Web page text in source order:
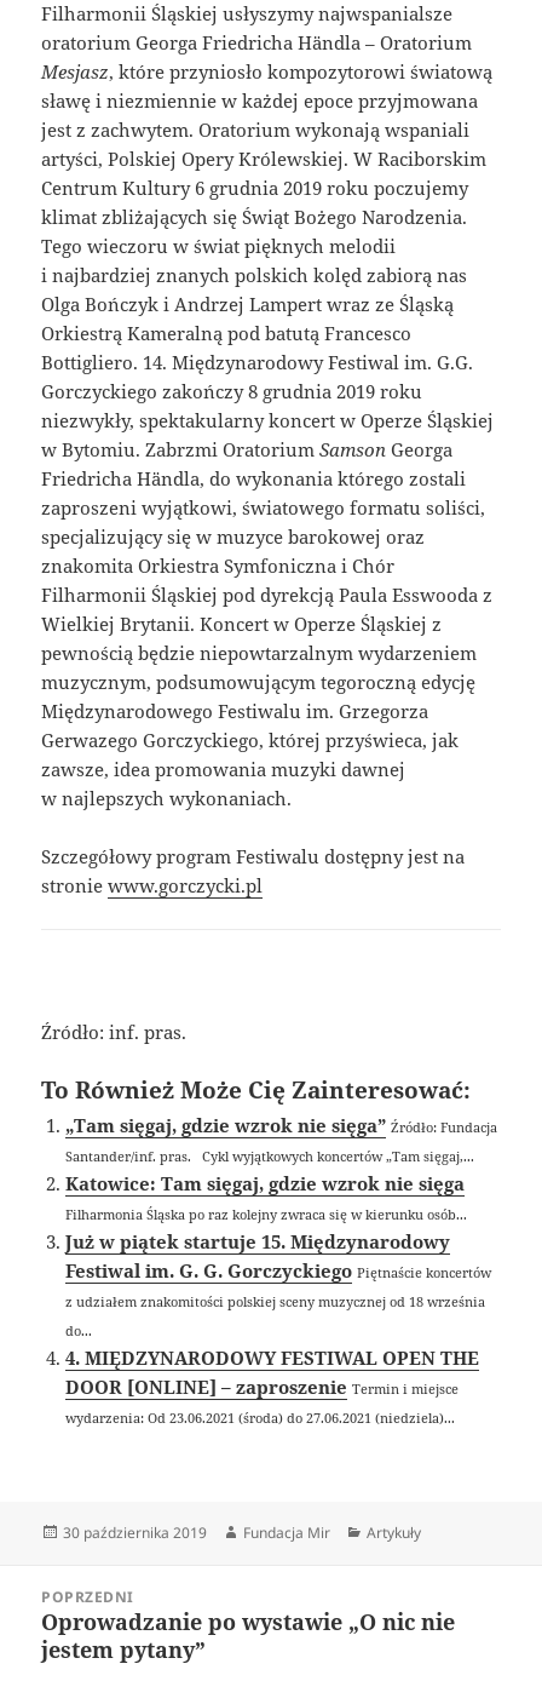
Filharmonii Śląskiej usłyszymy najwspanialsze
oratorium Georga Friedricha Händla – Oratorium
Mesjasz, które przyniosło kompozytorowi światową
sławę i niezmiennie w każdej epoce przyjmowana
jest z zachwytem. Oratorium wykonają wspaniali
artyści, Polskiej Opery Królewskiej. W Raciborskim
Centrum Kultury 6 grudnia 2019 roku poczujemy
klimat zbliżających się Świąt Bożego Narodzenia.
Tego wieczoru w świat pięknych melodii
i najbardziej znanych polskich kolęd zabiorą nas
Olga Bończyk i Andrzej Lampert wraz ze Śląską
Orkiestrą Kameralną pod batutą Francesco
Bottigliero. 14. Międzynarodowy Festiwal im. G.G.
Gorczyckiego zakończy 8 grudnia 2019 roku
niezwykły, spektakularny koncert w Operze Śląskiej
w Bytomiu. Zabrzmi OratoriumSamson Georga
Friedricha Händla, do wykonania którego zostali
zaproszeni wyjątkowi, światowego formatu soliści,
specjalizujący się w muzyce barokowej oraz
znakomita Orkiestra Symfoniczna i Chór
Filharmonii Śląskiej pod dyrekcją Paula Esswooda z
Wielkiej Brytanii. Koncert w Operze Śląskiej z
pewnością będzie niepowtarzalnym wydarzeniem
muzycznym, podsumowującym tegoroczną edycję
Międzynarodowego Festiwalu im. Grzegorza
Gerwazego Gorczyckiego, której przyświeca, jak
zawsze, idea promowania muzyki dawnej
w najlepszych wykonaniach.
Szczegółowy program Festiwalu dostępny jest na
stroniewww.gorczycki.pl
Źródło: inf. pras.
To Również Może Cię Zainteresować:
„Tam sięgaj, gdzie wzrok nie sięga” Źródło: Fundacja
Santander/inf. pras. Cykl wyjątkowych koncertów „Tam sięgaj,...
Katowice: Tam sięgaj, gdzie wzrok nie sięga
Filharmonia Śląska po raz kolejny zwraca się w kierunku osób...
Już w piątek startuje 15. Międzynarodowy
Festiwal im. G. G. Gorczyckiego Piętnaście koncertów
z udziałem znakomitości polskiej sceny muzycznej od 18 września
do...
4. MIĘDZYNARODOWY FESTIWAL OPEN THE
DOOR [ONLINE] – zaproszenie Termin i miejsce
wydarzenia: Od 23.06.2021 (środa) do 27.06.2021 (niedziela)...
Data
30 października 2019 Autor
Fundacja Mir Kategorie
Artykuły
wpisuPOPRZEDNI
Poprzedni
wpis:
Oprowadzanie po wystawie „O nic nie
jestem pytany”